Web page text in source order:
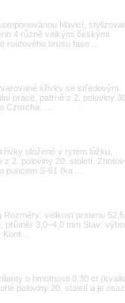
hlavicí,
4 různě velkými českými
routového brusu faso ...
křivky se středovým
práce, patrně z 2. poloviny
Czorcha. ...
uložené v rytém lůžku,
2. poloviny 20. století.
S-61 (ka ...
Rozměry: velikost prstenu 52,5
průměr 3,0–4,0 mm Stav:
...
o hmotnosti 0,30 ct
poloviny 20. století a je